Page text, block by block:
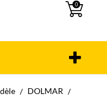
0
DOLMAR